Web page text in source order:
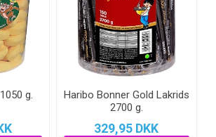
g.
Haribo Bonner Gold Lakrids
2700 g.
329,95 DKK